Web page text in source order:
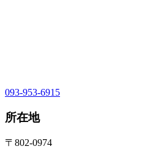
093-953-6915
所在地
〒802-0974